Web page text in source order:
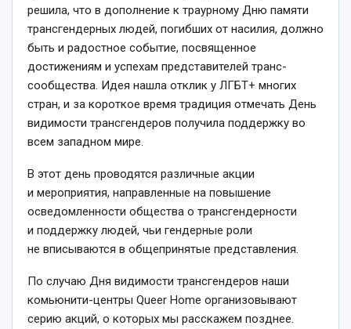
решила, что в дополнение к траурному Дню памяти
трансгендерных людей, погибших от насилия, должно
быть и радостное событие, посвященное
достижениям и успехам представителей транс-
сообщества. Идея нашла отклик у ЛГБТ+ многих
стран, и за короткое время традиция отмечать День
видимости трансгендеров получила поддержку во
всем западном мире.
В этот день проводятся различные акции
и мероприятия, направленные на повышение
осведомленности общества о трансгендерности
и поддержку людей, чьи гендерные роли
не вписываются в общепринятые представления.
По случаю Дня видимости трансгендеров наши
комьюнити-центры Queer Home организовывают
серию акций, о которых мы расскажем позднее.